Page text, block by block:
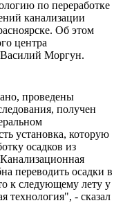
по переработке
канализации
Об этом
центра
Моргун.
проведены
получен
установка, которую
осадков из
переводить осадки в
к следующему лету у
технология", - сказал